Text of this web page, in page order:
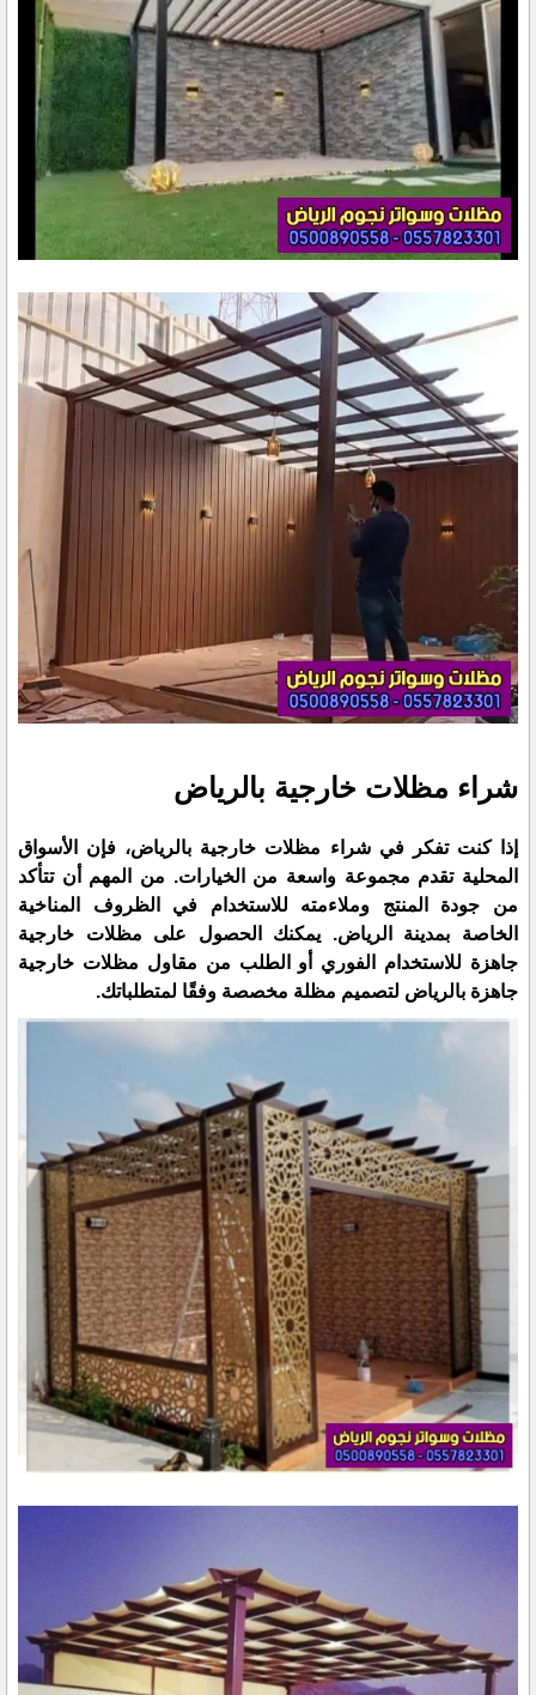
شراء مظلات خارجية بالرياض
إذا كنت تفكر في شراء مظلات خارجية بالرياض، فإن الأسواق
المحلية تقدم مجموعة واسعة من الخيارات. من المهم أن تتأكد
من جودة المنتج وملاءمته للاستخدام في الظروف المناخية
الخاصة بمدينة الرياض. يمكنك الحصول على مظلات خارجية
جاهزة للاستخدام الفوري أو الطلب من مقاول مظلات خارجية
جاهزة بالرياض لتصميم مظلة مخصصة وفقًا لمتطلباتك.